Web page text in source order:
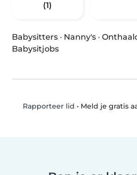
(1)
Babysitters · Nanny's ·
Babysitjobs
Rapporteer lid • Meld je gratis